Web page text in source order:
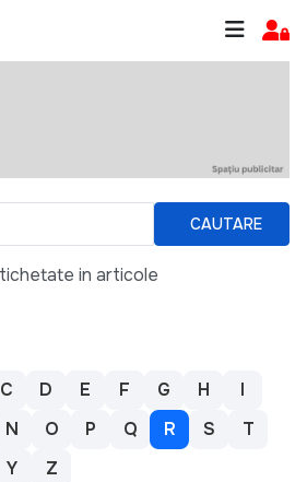
CAUTARE
in articole
C D E F G H
I
N O P Q R S
T
Y Z